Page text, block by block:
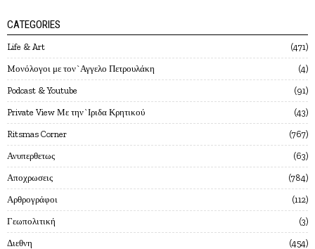
CATEGORIES
Life & Art 471
Mονόλογοι με τον`Αγγελο Πετρουλάκη 4
Podcast & Youtube 91
Private View Με την`Ιριδα Κρητικού 43
Ritsmas Corner 767
Ανυπερθετως 63
Αποχρωσεις 784
Αρθρογράφοι 112
Γεωπολιτική 3
Διεθνη 454